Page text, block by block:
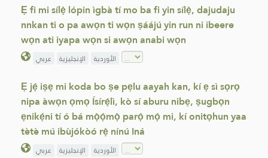
Ẹ fi mi sílẹ̀ lópin ìgbà tí mo ba fi yin sílẹ̀, dajudaju
nnkan ti o pa awọn ti wọn ṣáájú yin run ni ibeere
wọn ati iyapa wọn si awọn anabi wọn
عربي الإنجليزية الأوردية
Ẹ jẹ́ iṣẹ mi koda bo ṣe pẹlu aayah kan, kí ẹ sì sọrọ
nipa àwọn ọmọ Ísírẹ́lì, kò sí aburu nibẹ, ṣugbọn
ẹnikẹ́ni tí ó bá mọ̀ọ́mọ̀ parọ́ mọ́ mi, kí onitọhun yaa
tètè mú ibùjókòó rẹ̀ nínú Iná
عربي الإنجليزية الأوردية